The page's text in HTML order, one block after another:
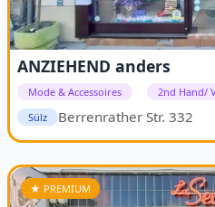
ANZIEHEND anders
Mode & Accessoires
2nd Hand/
Sülz
Berrenrather Str. 332
★ PREMIUM